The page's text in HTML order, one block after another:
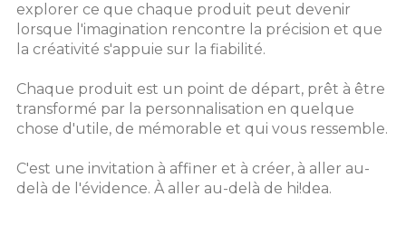
explorer ce que chaque produit peut devenir
lorsque l'imagination rencontre la précision et que
la créativité s'appuie sur la fiabilité.
Chaque produit est un point de départ, prêt à être
transformé par la personnalisation en quelque
chose d'utile, de mémorable et qui vous ressemble.
C'est une invitation à affiner et à créer, à aller au-
delà de l'évidence. À aller au-delà de hi!dea.